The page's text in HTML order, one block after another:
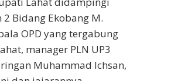
2 Bidang Ekobang M.
OPD yang tergabung
manager PLN UP3
Muhammad Ichsan,